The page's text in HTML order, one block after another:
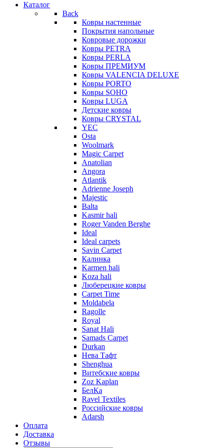
Каталог
Back
Ковры настенные
Покрытия напольные
Ковровые дорожки
Ковры PETRA
Ковры PERLA
Ковры ПРЕМИУМ
Ковры VALENCIA DELUXE
Ковры PORTO
Ковры SOHO
Ковры LUGA
Детские ковры
Ковры CRYSTAL
YEC
Osta
Woolmark
Magic Carpet
Anatolian
Angora
Atlantik
Adrienne Joseph
Majestic
Balta
Kasmir hali
Roger Vanden Berghe
Ideal
Ideal carpets
Savin Carpet
Калинка
Karmen hali
Koza hali
Люберецкие ковры
Carpet Time
Moldabela
Ragolle
Royal
Sanat Hali
Samads Carpet
Durkan
Нева Тафт
Shenghua
Витебские ковры
Zoz Kaplan
БелКа
Ravel Textiles
Российские ковры
Adarsh
Оплата
Доставка
Отзывы